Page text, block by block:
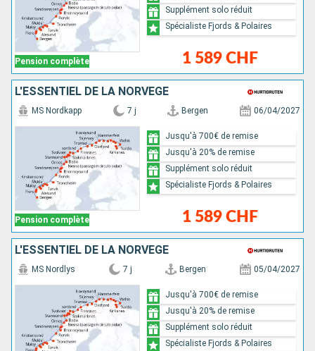
Pension complète 1 589 CHF
Supplément solo réduit
Spécialiste Fjords & Polaires
L'ESSENTIEL DE LA NORVÈGE
Pension complète
MS Nordkapp 7 j Bergen 06/04/2027
1 589 CHF
Jusqu'à 700€ de remise
Jusqu'à 20% de remise
Supplément solo réduit
Spécialiste Fjords & Polaires
L'ESSENTIEL DE LA NORVÈGE
MS Nordlys 7 j Bergen 05/04/2027
Jusqu'à 700€ de remise
Jusqu'à 20% de remise
Supplément solo réduit
Spécialiste Fjords & Polaires